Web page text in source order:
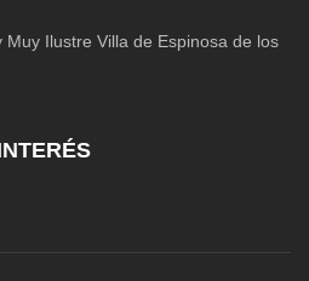
Ilustre Villa de Espinosa de los